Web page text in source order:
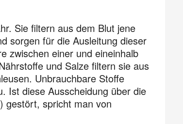
Sie filtern aus dem Blut jene
sorgen für die Ausleitung dieser
zwischen einer und eineinhalb
und Salze filtern sie aus
Unbrauchbare Stoffe
Ist diese Ausscheidung über die
gestört, spricht man von